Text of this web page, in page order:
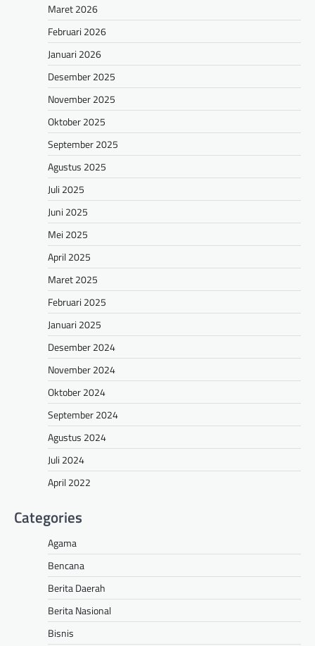
Maret 2026
Februari 2026
Januari 2026
Desember 2025
November 2025
Oktober 2025
September 2025
Agustus 2025
Juli 2025
Juni 2025
Mei 2025
April 2025
Maret 2025
Februari 2025
Januari 2025
Desember 2024
November 2024
Oktober 2024
September 2024
Agustus 2024
Juli 2024
April 2022
Categories
Agama
Bencana
Berita Daerah
Berita Nasional
Bisnis